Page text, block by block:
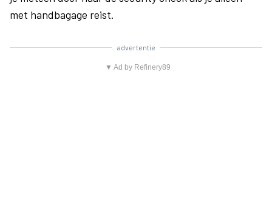
met handbagage reist.
advertentie
▼ Ad by Refinery89